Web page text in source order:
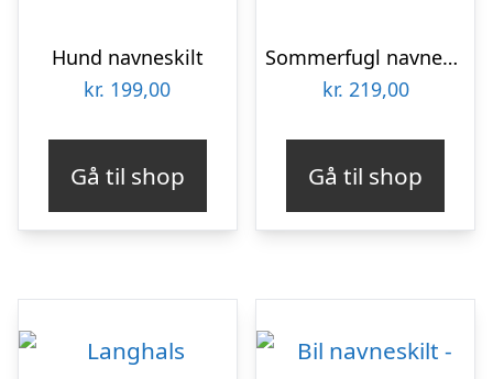
Hund navneskilt
kr. 199,00
Gå til shop
Sommerfugl navneskilt – farve
kr. 219,00
Gå til shop